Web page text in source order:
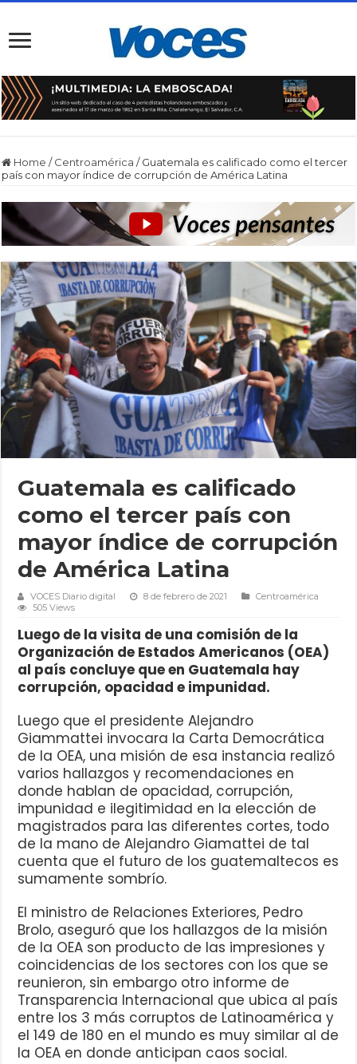
Home / Centroamérica / Guatemala es calificado como el tercer
país con mayor índice de corrupción de América Latina
Guatemala es calificado
como el tercer país con
mayor índice de corrupción
de América Latina
VOCES Diario digital 8 de febrero de 2021
Centroamérica
505 Views
Luego de la visita de una comisión de la
Organización de Estados Americanos (OEA)
al país concluye que en Guatemala hay
corrupción, opacidad e impunidad.
Luego que el presidente Alejandro
Giammattei invocara la Carta Democrática
de la OEA, una misión de esa instancia realizó
varios hallazgos y recomendaciones en
donde hablan de opacidad, corrupción,
impunidad e ilegitimidad en la elección de
magistrados para las diferentes cortes, todo
de la mano de Alejandro Giamattei de tal
cuenta que el futuro de los guatemaltecos es
sumamente sombrío.
El ministro de Relaciones Exteriores, Pedro
Brolo, aseguró que los hallazgos de la misión
de la OEA son producto de las impresiones y
coincidencias de los sectores con los que se
reunieron, sin embargo otro informe de
Transparencia Internacional que ubica al país
entre los 3 más corruptos de Latinoamérica y
el 149 de 180 en el mundo es muy similar al de
la OEA en donde anticipan caos social.